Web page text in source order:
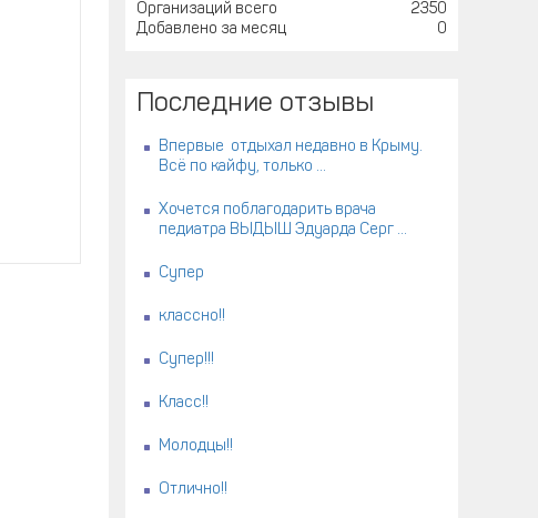
2350
Организаций всего
0
Добавлено за месяц
Последние отзывы
Впервые отдыхал недавно в Крыму.
Всё по кайфу, только ...
Хочется поблагодарить врача
педиатра ВЫДЫШ Эдуарда Серг ...
Супер
классно!!
Супер!!!
Класс!!
Молодцы!!
Отлично!!